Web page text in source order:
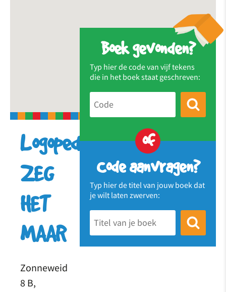
Boek gevonden?
Typ hier de code van vijf tekens
die in het boek staat geschreven:
of
Code aanvragen?
Typ hier de titel van jouw boek dat
je wilt laten zwerven:
Logopediepraktijk
ZEG
HET
MAAR
Zonneweid
8 B,